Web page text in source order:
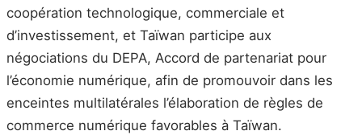
coopération technologique, commerciale et
d’investissement, et Taïwan participe aux
négociations du DEPA, Accord de partenariat pour
l’économie numérique, afin de promouvoir dans les
enceintes multilatérales l’élaboration de règles de
commerce numérique favorables à Taïwan.